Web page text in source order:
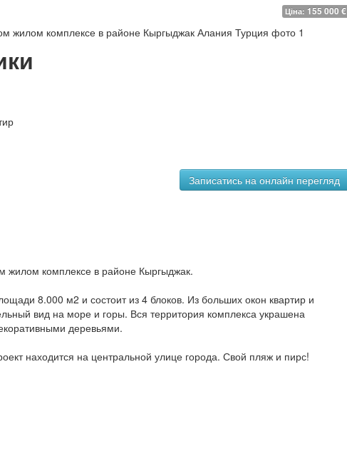
Ціна: 155 000 €
жилом комплексе в районе Кыргыджак.
8.000 м2 и состоит из 4 блоков. Из больших окон квартир и
вид на море и горы. Вся территория комплекса украшена
деревьями.
находится на центральной улице города. Свой пляж и пирс!